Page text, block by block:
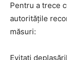
Pentru a trece
autoritățile
măsuri:
Evitați